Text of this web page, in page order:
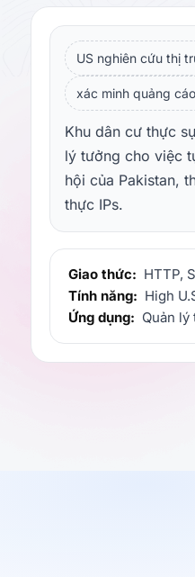
US nghiên cứu thị
xác minh quảng
Khu dân cư thực
lý tưởng cho việc
hội của Pakistan,
thực IPs.
Giao thức: HTTP,
Tính năng: High
Ứng dụng: Quản lý